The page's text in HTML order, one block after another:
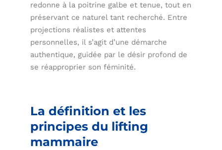
redonne à la poitrine galbe et tenue, tout en
préservant ce naturel tant recherché. Entre
projections réalistes et attentes
personnelles, il s’agit d’une démarche
authentique, guidée par le désir profond de
se réapproprier son féminité.
La définition et les
principes du lifting
mammaire